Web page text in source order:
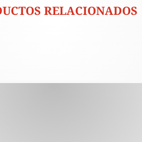
RELACIONADOS